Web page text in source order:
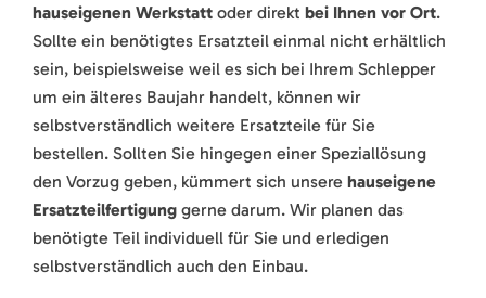
hauseigenen Werkstatt oder direkt bei Ihnen vor Ort.
Sollte ein benötigtes Ersatzteil einmal nicht erhältlich
sein, beispielsweise weil es sich bei Ihrem Schlepper
um ein älteres Baujahr handelt, können wir
selbstverständlich weitere Ersatzteile für Sie
bestellen. Sollten Sie hingegen einer Speziallösung
den Vorzug geben, kümmert sich unsere hauseigene
Ersatzteilfertigung gerne darum. Wir planen das
benötigte Teil individuell für Sie und erledigen
selbstverständlich auch den Einbau.